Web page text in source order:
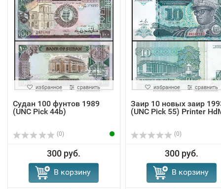
избранное сравнить
Судан 100 фунтов 1989
(UNC Pick 44b)
(0)
300 руб.
В корзину
избранное сравнить
Заир 10 новых заир
(UNC Pick 55) Printer
(0)
300 руб.
В корзину